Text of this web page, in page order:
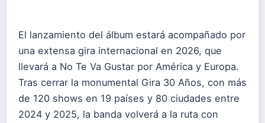
El lanzamiento del álbum estará acompañado por
una extensa gira internacional en 2026, que
llevará a No Te Va Gustar por América y Europa.
Tras cerrar la monumental Gira 30 Años, con más
de 120 shows en 19 países y 80 ciudades entre
2024 y 2025, la banda volverá a la ruta con